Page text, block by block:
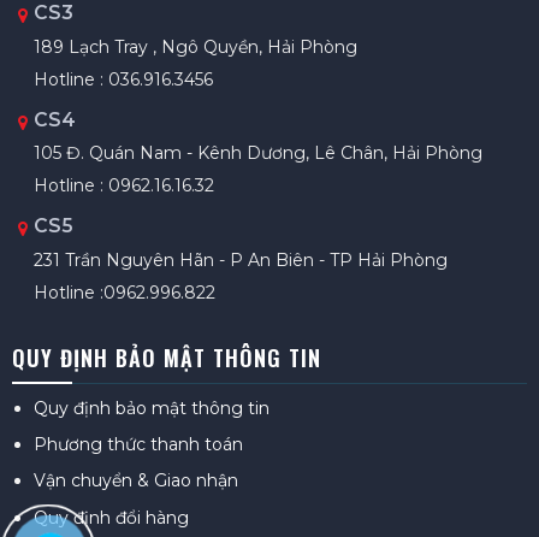
CS3
189 Lạch Tray , Ngô Quyền, Hải Phòng
Hotline : 036.916.3456
CS4
105 Đ. Quán Nam - Kênh Dương, Lê Chân, Hải Phòng
Hotline : 0962.16.16.32
CS5
231 Trần Nguyên Hãn - P An Biên - TP Hải Phòng
Hotline :0962.996.822
QUY ĐỊNH BẢO MẬT THÔNG TIN
Quy định bảo mật thông tin
Phương thức thanh toán
Vận chuyển & Giao nhận
Quy định đổi hàng